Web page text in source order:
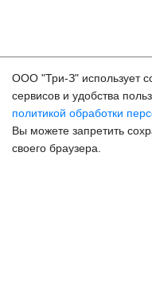
Задать вопрос
Контакты
Ессентуки, ул.
8 (800) 250-33-30
ООО "Три-З" использует
сервисов и удобства
политикой обработки
Вы можете запретить
своего браузера.